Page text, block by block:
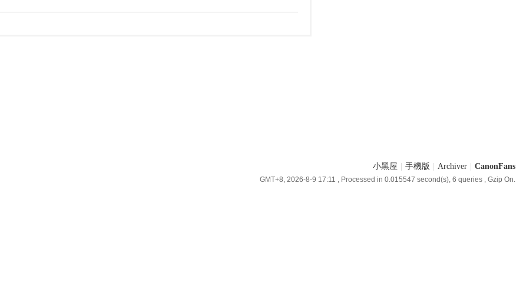
小黑屋 手機版 Archiver CanonFans
GMT+8, 2026-8-9 17:11 , Processed in 0.015547 second(s), 6 queries , Gzip On.